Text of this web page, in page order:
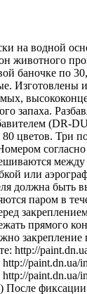
на водной
животного
баночке по
Изготовлены
запаха.
(DR-
80 цветов. Три
или
должна быть
паром в
прямого
http://
paint.dn.ua/
paint.dn.ua/
После фиксации